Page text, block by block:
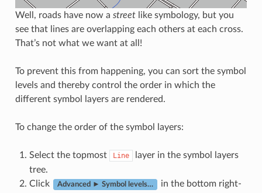
Well, roads have now a streetlike symbology, but you
see that lines are overlapping each others at each cross.
That’s not what we want at all!
To prevent this from happening, you can sort the symbol
levels and thereby control the order in which the
different symbol layers are rendered.
To change the order of the symbol layers:
Select the topmost Line
layer in the symbol layers
tree.
Click
Advanced ► Symbol levels…
in the bottom right-